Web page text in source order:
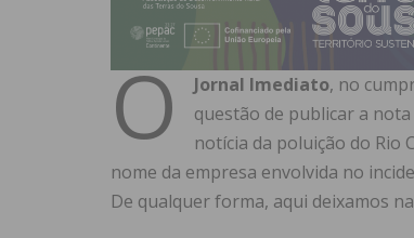
O Jornal Imediato, no
questão de publicar a
notícia da poluição do Rio
nome da empresa envolvida no
De qualquer forma, aqui deixamos